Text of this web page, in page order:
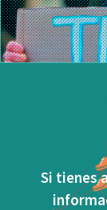
Si tienes